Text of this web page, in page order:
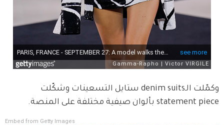
وكمّلت الـdenim suits ستايل التسعينات وشكّلت
statement piece بألوان صيفية مختلفة على المنصة.
Embed from Getty Images